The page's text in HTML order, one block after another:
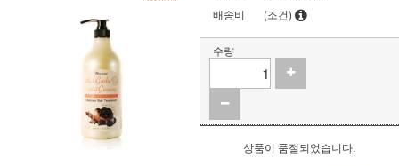
배송비
(조건)
수량
상품이 품절되었습니다.